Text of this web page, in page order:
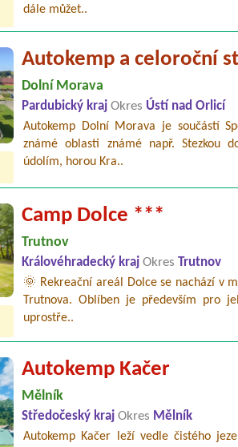
dále můžet..
Autokemp a celoroční
Dolní Morava
Pardubický krajOkres Ústí nad Orlicí
Autokemp Dolní Morava je součástí
známé oblasti známé např. Stezkou
údolím, horou Kra..
Camp Dolce ***
Trutnov
Královéhradecký krajOkres Trutnov
🌞 Rekreační areál Dolce se nachází v
Trutnova. Oblíben je především pro
uprostře..
Autokemp Kačer
Mělník
Středočeský krajOkres Mělník
Autokemp Kačer leží vedle čistého